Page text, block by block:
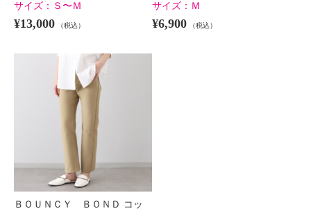
サイズ： Ｓ〜Ｍ
¥13,000 （税込）
サイズ： Ｍ
¥6,900 （税込）
ＢＯＵＮＣＹ ＢＯＮＤ コッ